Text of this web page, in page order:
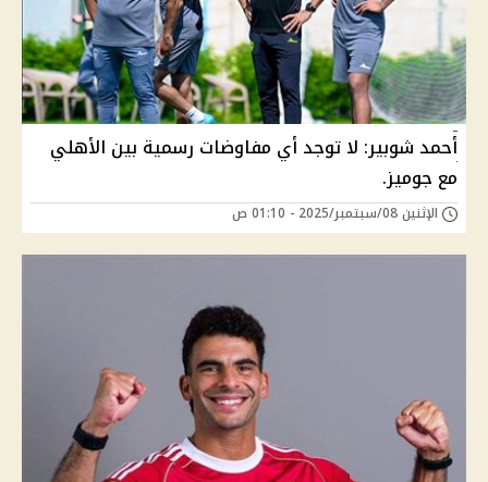
أحمد شوبير: لا توجد أي مفاوضات رسمية بين الأهلي
مع جوميز.
الإثنين 08/سبتمبر/2025 - 01:10 ص